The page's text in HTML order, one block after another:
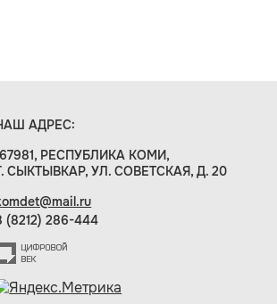
АДРЕС:
РЕСПУБЛИКА КОМИ,
СЫКТЫВКАР, УЛ. СОВЕТСКАЯ, Д. 20
(8212) 286-444